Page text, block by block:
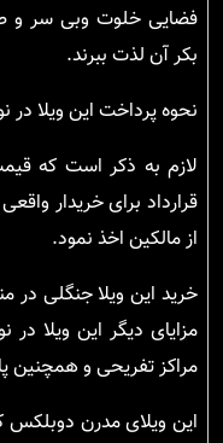
فضایی خلوت وبی سر و
بکر آن لذت ببرند.
نحوه پرداخت این ویلا
لازم به ذکر است که
قرارداد برای خریدار
از مالکین اخذ نمود.
خرید این ویلا جنگلی
مزایای دیگر این ویلا
مراکز تفریحی و همچنین
این ویلای مدرن دوبلکس